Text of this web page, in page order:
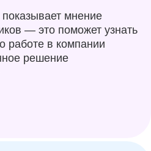
мнение
— это поможет узнать
работе в компании
решение